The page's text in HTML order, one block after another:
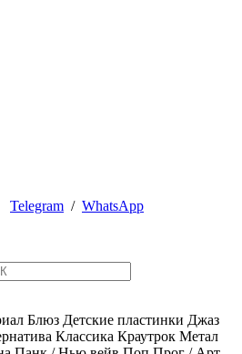
Telegram / WhatsApp
Блюз Детские пластинки Джаз
Классика Краутрок Метал